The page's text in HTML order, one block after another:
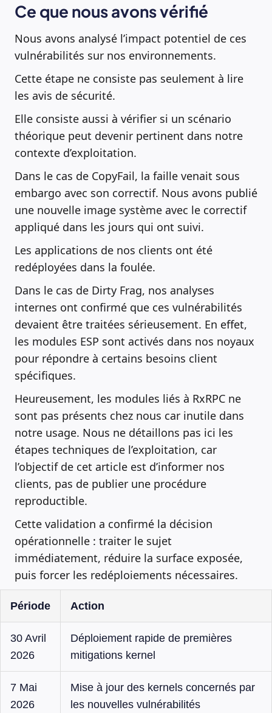
Ce que nous avons vérifié
Nous avons analysé l’impact potentiel de ces
vulnérabilités sur nos environnements.
Cette étape ne consiste pas seulement à lire
les avis de sécurité.
Elle consiste aussi à vérifier si un scénario
théorique peut devenir pertinent dans notre
contexte d’exploitation.
Dans le cas de CopyFail, la faille venait sous
embargo avec son correctif. Nous avons publié
une nouvelle image système avec le correctif
appliqué dans les jours qui ont suivi.
Les applications de nos clients ont été
redéployées dans la foulée.
Dans le cas de Dirty Frag, nos analyses
internes ont confirmé que ces vulnérabilités
devaient être traitées sérieusement. En effet,
les modules ESP sont activés dans nos noyaux
pour répondre à certains besoins client
spécifiques.
Heureusement, les modules liés à RxRPC ne
sont pas présents chez nous car inutile dans
notre usage. Nous ne détaillons pas ici les
étapes techniques de l’exploitation, car
l’objectif de cet article est d’informer nos
clients, pas de publier une procédure
reproductible.
Cette validation a confirmé la décision
opérationnelle : traiter le sujet
immédiatement, réduire la surface exposée,
puis forcer les redéploiements nécessaires.
Période Action
30 Avril
2026
Déploiement rapide de premières
mitigations kernel
7 Mai
2026
Mise à jour des kernels concernés par
les nouvelles vulnérabilités